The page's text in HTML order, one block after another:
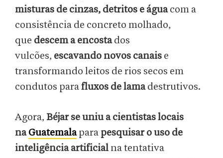
misturas de cinzas, detritos e águacom a
consistência de concreto molhado,
que descem a encostados
vulcões, escavando novos canais e
transformando leitos de rios secos em
condutos parafluxos de lamadestrutivos.
Agora, Béjar se uniu a cientistas locais
naGuatemalapara pesquisar o uso de
inteligência artificial na tentativa